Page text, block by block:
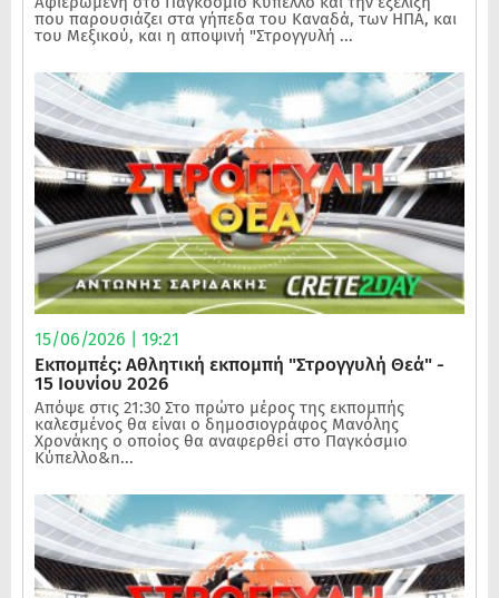
που παρουσιάζει στα γήπεδα του Καναδά, των ΗΠΑ, και
του Μεξικού, και η αποψινή "Στρογγυλή ...
15/06/2026 | 19:21
Εκπομπές: Αθλητική εκπομπή "Στρογγυλή Θεά" -
15 Ιουνίου 2026
Απόψε στις 21:30 Στο πρώτο μέρος της εκπομπής
καλεσμένος θα είναι ο δημοσιογράφος Μανόλης
Χρονάκης ο οποίος θα αναφερθεί στο Παγκόσμιο
Κύπελλο&n...